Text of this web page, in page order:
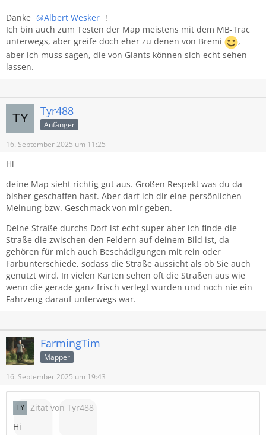
Danke Albert Wesker !
Ich bin auch zum Testen der Map meistens mit dem MB-Trac
unterwegs, aber greife doch eher zu denen von Bremi
,
aber ich muss sagen, die von Giants können sich echt sehen
lassen.
Tyr488
Anfänger
16. September 2025 um 11:25
Hi
deine Map sieht richtig gut aus. Großen Respekt was du da
bisher geschaffen hast. Aber darf ich dir eine persönlichen
Meinung bzw. Geschmack von mir geben.
Deine Straße durchs Dorf ist echt super aber ich finde die
Straße die zwischen den Feldern auf deinem Bild ist, da
gehören für mich auch Beschädigungen mit rein oder
Farbunterschiede, sodass die Straße aussieht als ob Sie auch
genutzt wird. In vielen Karten sehen oft die Straßen aus wie
wenn die gerade ganz frisch verlegt wurden und noch nie ein
Fahrzeug darauf unterwegs war.
FarmingTim
Mapper
16. September 2025 um 19:43
Zitat von Tyr488
Hi